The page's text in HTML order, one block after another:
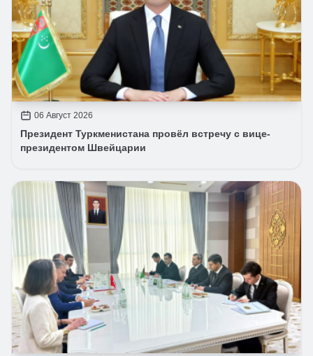
06 Август 2026
Президент Туркменистана провёл встречу с вице-
президентом Швейцарии